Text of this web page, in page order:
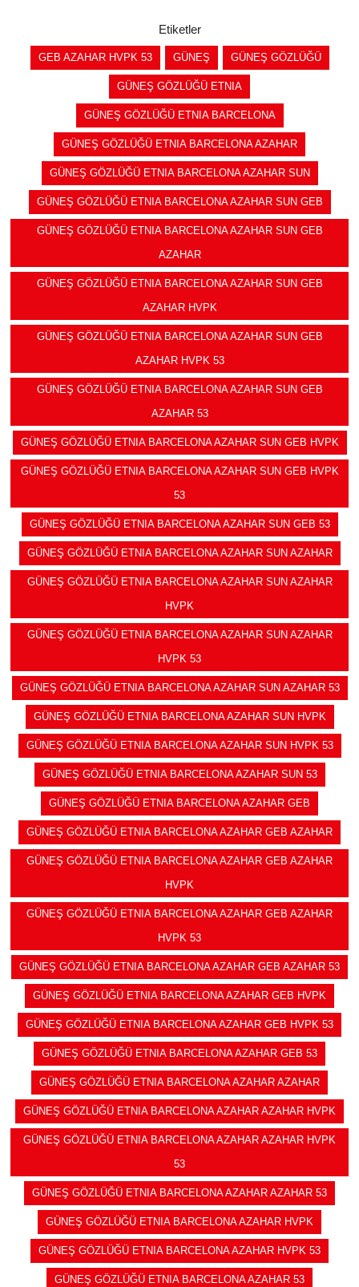
Etiketler
GEB AZAHAR HVPK 53 GÜNEŞ GÜNEŞ GÖZLÜĞÜ
GÜNEŞ GÖZLÜĞÜ ETNIA
GÜNEŞ GÖZLÜĞÜ ETNIA BARCELONA
GÜNEŞ GÖZLÜĞÜ ETNIA BARCELONA AZAHAR
GÜNEŞ GÖZLÜĞÜ ETNIA BARCELONA AZAHAR SUN
GÜNEŞ GÖZLÜĞÜ ETNIA BARCELONA AZAHAR SUN GEB
GÜNEŞ GÖZLÜĞÜ ETNIA BARCELONA AZAHAR SUN GEB
AZAHAR
GÜNEŞ GÖZLÜĞÜ ETNIA BARCELONA AZAHAR SUN GEB
AZAHAR HVPK
GÜNEŞ GÖZLÜĞÜ ETNIA BARCELONA AZAHAR SUN GEB
AZAHAR HVPK 53
GÜNEŞ GÖZLÜĞÜ ETNIA BARCELONA AZAHAR SUN GEB
AZAHAR 53
GÜNEŞ GÖZLÜĞÜ ETNIA BARCELONA AZAHAR SUN GEB HVPK
GÜNEŞ GÖZLÜĞÜ ETNIA BARCELONA AZAHAR SUN GEB HVPK
53
GÜNEŞ GÖZLÜĞÜ ETNIA BARCELONA AZAHAR SUN GEB 53
GÜNEŞ GÖZLÜĞÜ ETNIA BARCELONA AZAHAR SUN AZAHAR
GÜNEŞ GÖZLÜĞÜ ETNIA BARCELONA AZAHAR SUN AZAHAR
HVPK
GÜNEŞ GÖZLÜĞÜ ETNIA BARCELONA AZAHAR SUN AZAHAR
HVPK 53
GÜNEŞ GÖZLÜĞÜ ETNIA BARCELONA AZAHAR SUN AZAHAR 53
GÜNEŞ GÖZLÜĞÜ ETNIA BARCELONA AZAHAR SUN HVPK
GÜNEŞ GÖZLÜĞÜ ETNIA BARCELONA AZAHAR SUN HVPK 53
GÜNEŞ GÖZLÜĞÜ ETNIA BARCELONA AZAHAR SUN 53
GÜNEŞ GÖZLÜĞÜ ETNIA BARCELONA AZAHAR GEB
GÜNEŞ GÖZLÜĞÜ ETNIA BARCELONA AZAHAR GEB AZAHAR
GÜNEŞ GÖZLÜĞÜ ETNIA BARCELONA AZAHAR GEB AZAHAR
HVPK
GÜNEŞ GÖZLÜĞÜ ETNIA BARCELONA AZAHAR GEB AZAHAR
HVPK 53
GÜNEŞ GÖZLÜĞÜ ETNIA BARCELONA AZAHAR GEB AZAHAR 53
GÜNEŞ GÖZLÜĞÜ ETNIA BARCELONA AZAHAR GEB HVPK
GÜNEŞ GÖZLÜĞÜ ETNIA BARCELONA AZAHAR GEB HVPK 53
GÜNEŞ GÖZLÜĞÜ ETNIA BARCELONA AZAHAR GEB 53
GÜNEŞ GÖZLÜĞÜ ETNIA BARCELONA AZAHAR AZAHAR
GÜNEŞ GÖZLÜĞÜ ETNIA BARCELONA AZAHAR AZAHAR HVPK
GÜNEŞ GÖZLÜĞÜ ETNIA BARCELONA AZAHAR AZAHAR HVPK
53
GÜNEŞ GÖZLÜĞÜ ETNIA BARCELONA AZAHAR AZAHAR 53
GÜNEŞ GÖZLÜĞÜ ETNIA BARCELONA AZAHAR HVPK
GÜNEŞ GÖZLÜĞÜ ETNIA BARCELONA AZAHAR HVPK 53
GÜNEŞ GÖZLÜĞÜ ETNIA BARCELONA AZAHAR 53